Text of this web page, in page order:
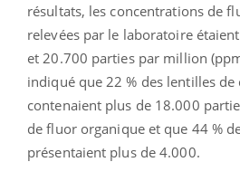
résultats, les concentrations de
relevées par le laboratoire
et 20.700 parties par million
indiqué que 22 % des lentilles de
contenaient plus de 18.000
de fluor organique et que 44 %
présentaient plus de 4.000.